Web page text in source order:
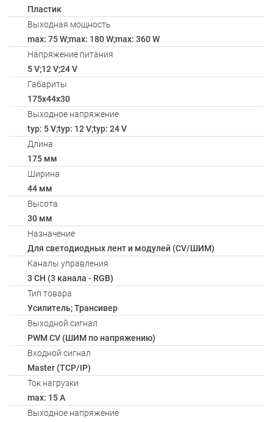
Пластик
Выходная мощность
max: 75 W;max: 180 W;max: 360 W
Напряжение питания
5 V;12 V;24 V
Габариты
175x44x30
Выходное напряжение
typ: 5 V;typ: 12 V;typ: 24 V
Длина
175 мм
Ширина
44 мм
Высота
30 мм
Назначение
Для светодиодных лент и модулей (CV/ШИМ)
Каналы управления
3 CH (3 канала - RGB)
Тип товара
Усилитель; Трансивер
Выходной сигнал
PWM СV (ШИМ по напряжению)
Входной сигнал
Master (TCP/IP)
Ток нагрузки
max: 15 A
Выходное напряжение